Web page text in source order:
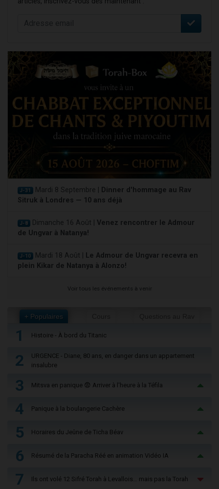
J-31 Mardi 8 Septembre |
Dinner d'hommage au Rav
Sitruk à Londres — 10 ans déjà
J-8 Dimanche 16 Août | Venez rencontrer le Admour
de Ungvar à Natanya!
J-10 Mardi 18 Août |
Le Admour de Ungvar recevra en
plein Kikar de Natanya à Alonzo!
Voir tous les événements à venir
+ Populaires
1 Histoire - À bord du Titanic
2
URGENCE - Diane, 80 ans, en danger dans un appartement
insalubre
3 Mitsva en panique 😨 Arriver à l'heure à la Téfila
4 Panique à la boulangerie Cachère
5 Horaires du Jeûne de Ticha Béav
6 Résumé de la Paracha Réé en animation Vidéo IA
7 Ils ont volé 12 Sifré Torah à Levallois… mais pas la Torah